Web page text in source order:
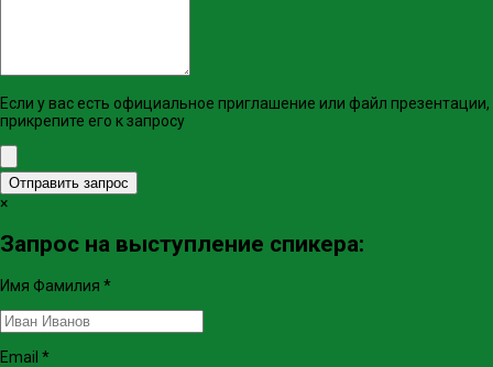
Если у вас есть официальное приглашение или файл презентации,
прикрепите его к запросу
Отправить запрос
×
Запрос на выступление спикера:
Имя Фамилия *
Email *